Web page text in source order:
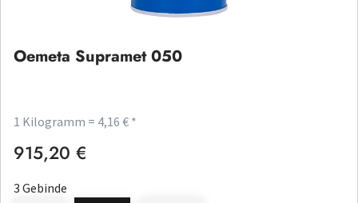
Oemeta Supramet 050
1 Kilogramm = 4,16 € *
Regulärer Preis:
915,20 €
3 Gebinde